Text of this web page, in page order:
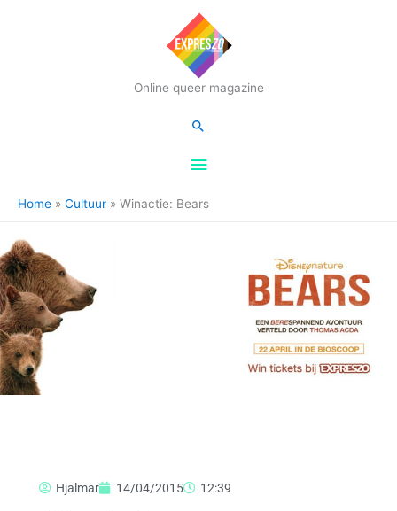
Online queer magazine
Hoofdmenu
Zoeken
Home Cultuur Winactie: Bears
Hjalmar 14/04/2015 12:39